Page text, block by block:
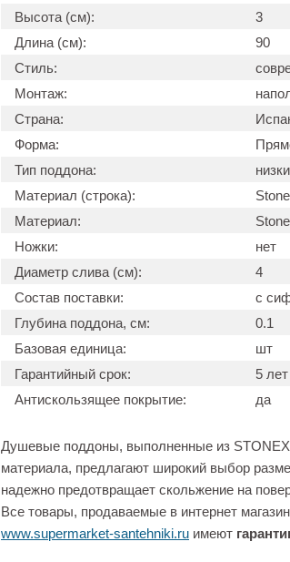
Высота (см):
3
Длина (см):
90
Стиль:
Монтаж:
Страна:
Форма:
Тип поддона:
Материал (строка):
Материал:
Ножки:
нет
Диаметр слива (см):
4
Состав поставки:
с
Глубина поддона, см:
0.1
Базовая единица:
шт
Гарантийный срок:
5 лет
Антискользящее покрытие:
да
Душевые поддоны, выполненные из STONEX,
материала, предлагают широкий выбор
надежно предотвращает скольжение на
Все товары, продаваемые в интернет
www.supermarket-santehniki.ru имеют